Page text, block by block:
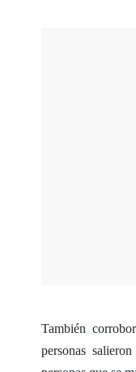
También
personas